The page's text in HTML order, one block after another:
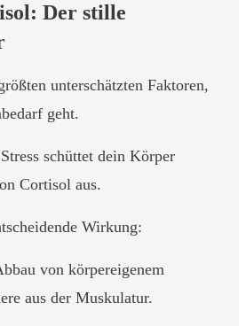
Der stille
unterschätzten Faktoren,
geht.
schüttet dein Körper
Cortisol aus.
Wirkung:
von körpereigenem
aus der Muskulatur.